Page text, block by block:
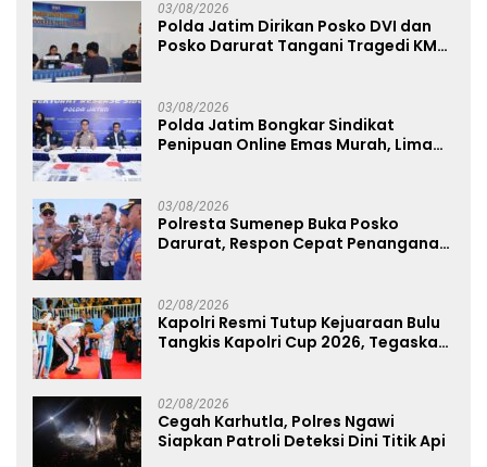
03/08/2026
Polda Jatim Dirikan Posko DVI dan
Posko Darurat Tangani Tragedi KMP
03/08/2026
Polda Jatim Bongkar Sindikat
Penipuan Online Emas Murah, Lima
03/08/2026
Polresta Sumenep Buka Posko
Darurat, Respon Cepat Penanganan
02/08/2026
Kapolri Resmi Tutup Kejuaraan Bulu
Tangkis Kapolri Cup 2026, Tegaskan
02/08/2026
Cegah Karhutla, Polres Ngawi
Siapkan Patroli Deteksi Dini Titik Api